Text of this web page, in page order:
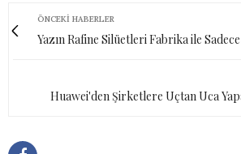
ÖNCEKI HABERLER
Yazın Rafine Silüetleri Fabrika ile
Huawei'den Şirketlere Uçtan Uca